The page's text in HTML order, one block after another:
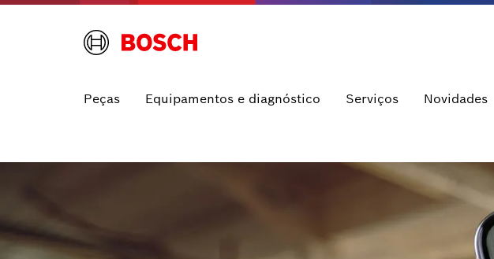
Peças Equipamentos e diagnóstico Serviços Novidades